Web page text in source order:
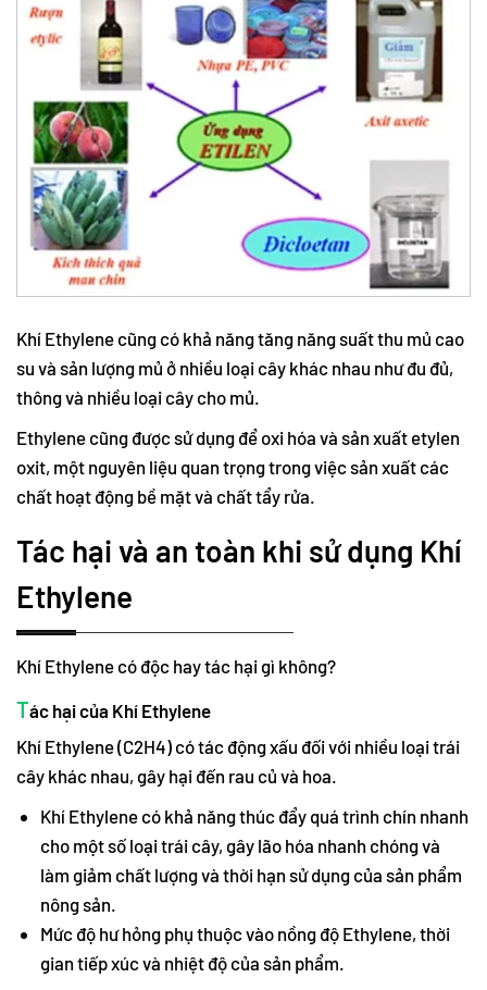
Khí Ethylene cũng có khả năng tăng năng suất thu mủ cao
su và sản lượng mủ ở nhiều loại cây khác nhau như đu đủ,
thông và nhiều loại cây cho mủ.
Ethylene cũng được sử dụng để oxi hóa và sản xuất etylen
oxit, một nguyên liệu quan trọng trong việc sản xuất các
chất hoạt động bề mặt và chất tẩy rửa.
Tác hại và an toàn khi sử dụng Khí
Ethylene
Khí Ethylene có độc hay tác hại gì không?
Tác hại của Khí Ethylene
Khí Ethylene (C2H4) có tác động xấu đối với nhiều loại trái
cây khác nhau, gây hại đến rau củ và hoa.
Khí Ethylene có khả năng thúc đẩy quá trình chín nhanh
cho một số loại trái cây, gây lão hóa nhanh chóng và
làm giảm chất lượng và thời hạn sử dụng của sản phẩm
nông sản.
Mức độ hư hỏng phụ thuộc vào nồng độ Ethylene, thời
gian tiếp xúc và nhiệt độ của sản phẩm.